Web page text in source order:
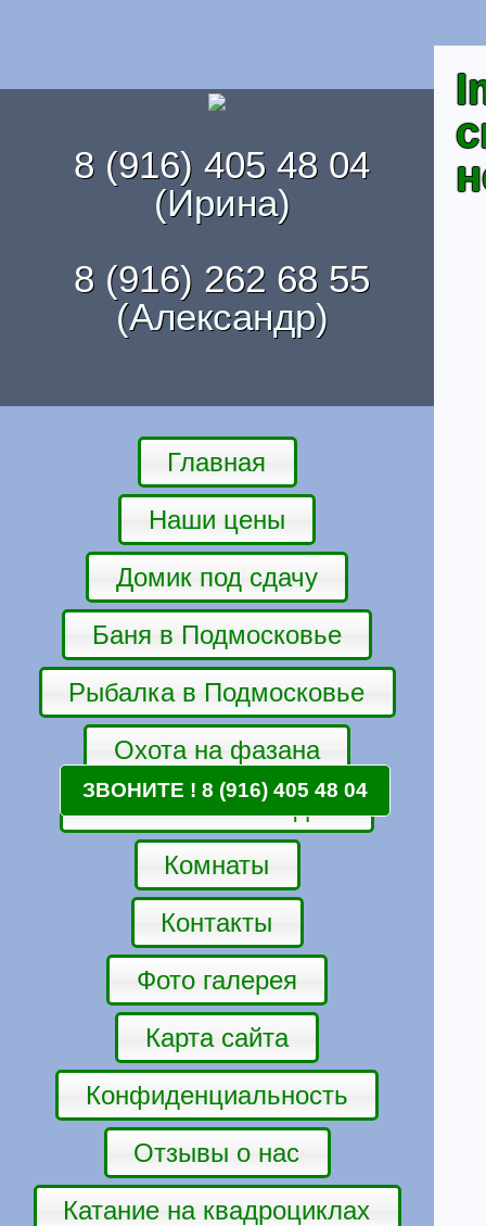
8 (916) 405 48 04
(Ирина)
8 (916) 262 68 55
(Александр)
Главная
Наши цены
Домик под сдачу
Баня в Подмосковье
Рыбалка в Подмосковье
Охота на фазана
Катание на лошадях.
Комнаты
Контакты
Фото галерея
Карта сайта
Конфиденциальность
Отзывы о нас
Катание на квадроциклах
ЗВОНИТЕ ! 8 (916) 405 48 04